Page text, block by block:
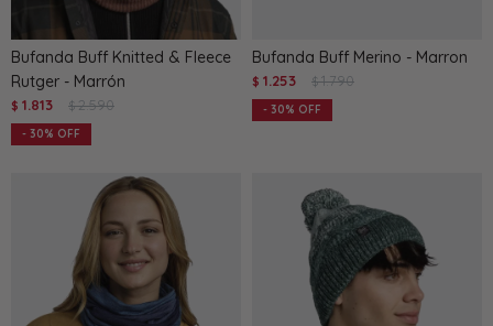
Bufanda Buff Knitted & Fleece
Rutger - Marrón
$ 1.813 $ 2.590
30
Bufanda Buff Merino - Marron
$ 1.253 $ 1.790
30